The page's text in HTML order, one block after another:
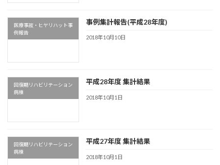
医療事故・ヒヤリハット事
例報告
事例集計報告(平成28年度)
2018年10月10日
回復期リハビリテーション
病棟
平成28年度 集計結果
2018年10月1日
回復期リハビリテーション
病棟
平成27年度 集計結果
2018年10月1日